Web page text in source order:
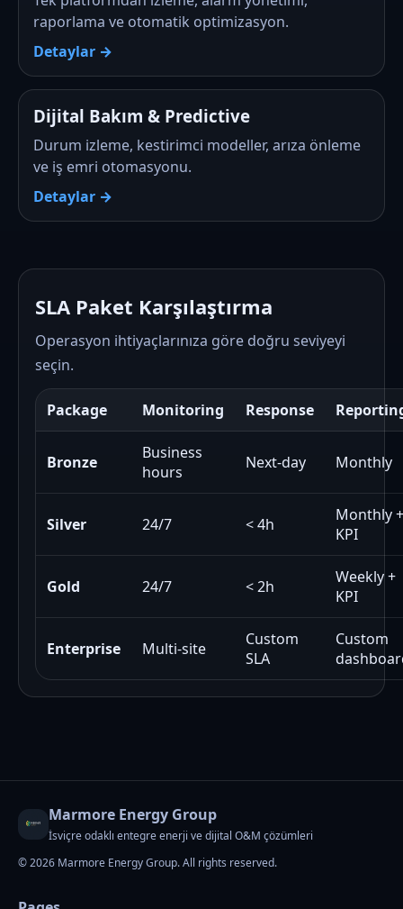
raporlama ve otomatik optimizasyon.
Detaylar →
Dijital Bakım & Predictive
Durum izleme, kestirimci modeller, arıza önleme
ve iş emri otomasyonu.
Detaylar →
SLA Paket Karşılaştırma
Operasyon ihtiyaçlarınıza göre doğru seviyeyi
seçin.
Package Monitoring Response
Bronze
Business
hours
Next-day Monthly
Silver 24/7 < 4h
Monthly +
KPI
Gold 24/7 < 2h
Weekly +
KPI
Enterprise Multi-site
Custom
SLA
Custom
Marmore Energy Group
İsviçre odaklı entegre enerji ve dijital O&M çözümleri
© 2026 Marmore Energy Group. All rights reserved.